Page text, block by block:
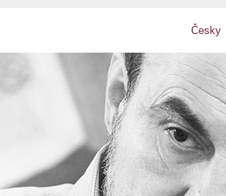
Česky